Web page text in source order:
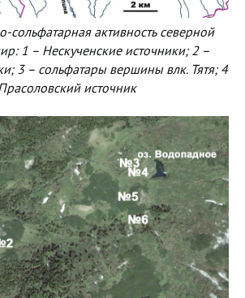
сольфатарная активность северной
1 – Нескученские источники; 2 –
3 – сольфатары вершины влк. Тятя; 4
источник